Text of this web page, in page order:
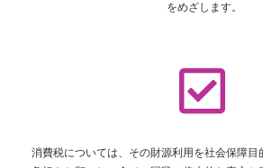
をめざします。
消費税については、その財源利用を社会保障目